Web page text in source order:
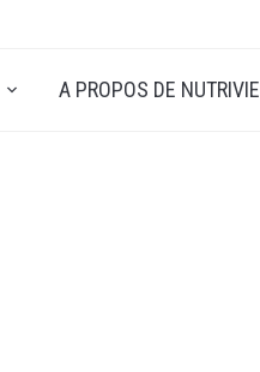
A PROPOS DE NUTRIVIE